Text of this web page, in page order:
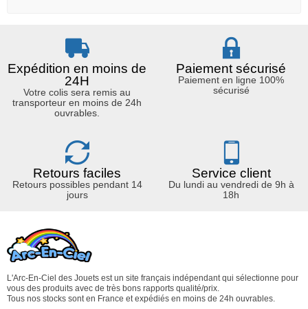
Expédition en moins de
24H
Votre colis sera remis au
transporteur en moins de 24h
ouvrables.
Paiement sécurisé
Paiement en ligne 100%
sécurisé
Retours faciles
Retours possibles pendant 14
jours
Service client
Du lundi au vendredi de 9h à
18h
L'Arc-En-Ciel des Jouets est un site français indépendant qui sélectionne pour
vous des produits avec de très bons rapports qualité/prix.
Tous nos stocks sont en France et expédiés en moins de 24h ouvrables.